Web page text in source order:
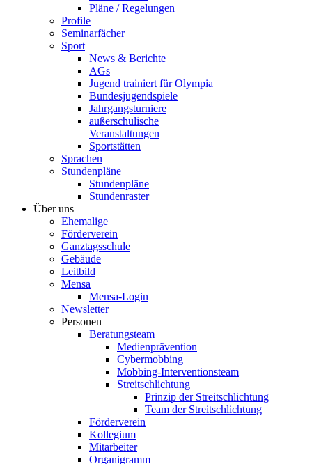
Pläne / Regelungen
Profile
Seminarfächer
Sport
News & Berichte
AGs
Jugend trainiert für Olympia
Bundesjugendspiele
Jahrgangsturniere
außerschulische
Veranstaltungen
Sportstätten
Sprachen
Stundenpläne
Stundenpläne
Stundenraster
Über uns
Ehemalige
Förderverein
Ganztagsschule
Gebäude
Leitbild
Mensa
Mensa-Login
Newsletter
Personen
Beratungsteam
Medienprävention
Cybermobbing
Mobbing-Interventionsteam
Streitschlichtung
Prinzip der Streitschlichtung
Team der Streitschlichtung
Förderverein
Kollegium
Mitarbeiter
Organigramm